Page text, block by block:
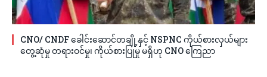
CNO/ CNDF ခေါင်းဆောင်တချို့နှင့် NSPNC ကိုယ်စားလှယ်များ
တွေ့ဆုံမှု တရားဝင်မှု၊ ကိုယ်စားပြုမှု မရှိဟု CNO ကြေညာ